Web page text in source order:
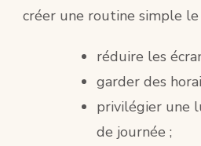
créer une routine simple le
réduire les
garder des
privilégier une
de journée ;